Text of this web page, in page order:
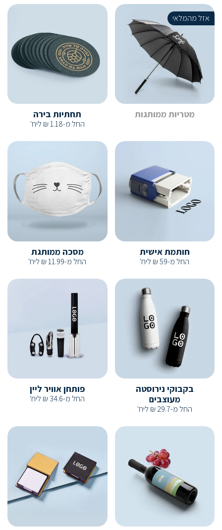
אזל מהמלאי
מטריות ממותגות תחתיות בירה
החל מ-1.18
₪ ליח'
חותמת אישית
החל מ-59
₪ ליח'
מסכה ממותגת
החל מ-11.99
₪ ליח'
בקבוקי נירוסטה
מעוצבים
החל מ-29.7
₪ ליח'
פותחן אוויר ליין
החל מ-34.6
₪ ליח'